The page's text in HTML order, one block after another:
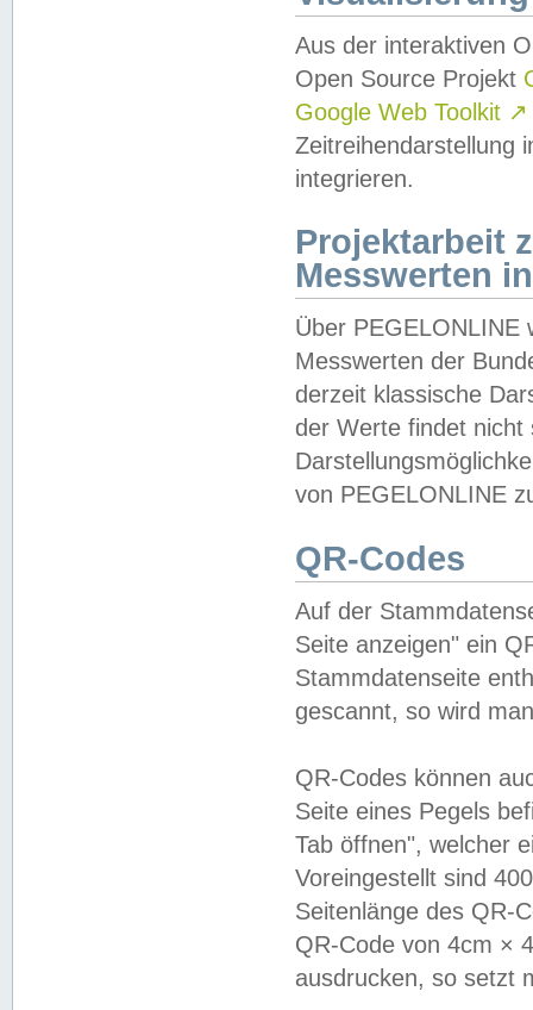
Aus der interaktiven
Open Source Projekt
Google Web Toolkit ↗
Zeitreihendarstellung
integrieren.
Projektarbeit
Messwerten
Über PEGELONLINE
Messwerten der
derzeit klassische
der Werte findet
von PEGELONLINE
QR-Codes
Auf der
Seite anzeigen" ein
Stammdatenseite
gescannt, so wird
QR-Codes können
Seite eines Pegels
Tab öffnen", welcher
Voreingestellt sind
Seitenlänge des QR-
QR-Code von 4cm ×
ausdrucken, so setzt